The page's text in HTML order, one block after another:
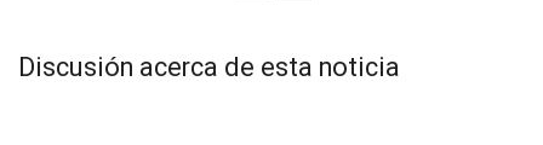
Discusión acerca de esta noticia